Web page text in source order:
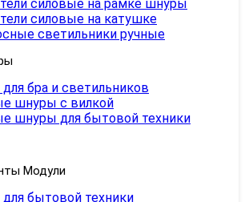
силовые на рамке шнуры
силовые на катушке
светильники ручные
бра и светильников
шнуры с вилкой
шнуры для бытовой техники
Модули
бытовой техники